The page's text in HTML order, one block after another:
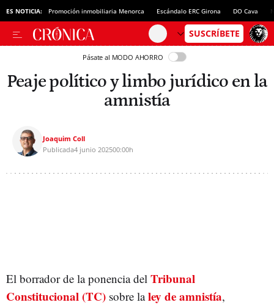
ES NOTICIA: Promoción inmobiliaria Menorca Escándalo ERC Girona DO Cava
Pásate al MODO AHORRO
Peaje político y limbo jurídico en la
amnistía
Joaquim Coll
Publicada4 junio 202500:00h
El borrador de la ponencia del Tribunal
Constitucional (TC) sobre laley de amnistía,